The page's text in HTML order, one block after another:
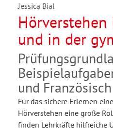
Jessica Bial
und in der
Oberstufe
und Französisch
Für das sichere Erlernen
Hörverstehen eine große
finden Lehrkräfte hilfreiche